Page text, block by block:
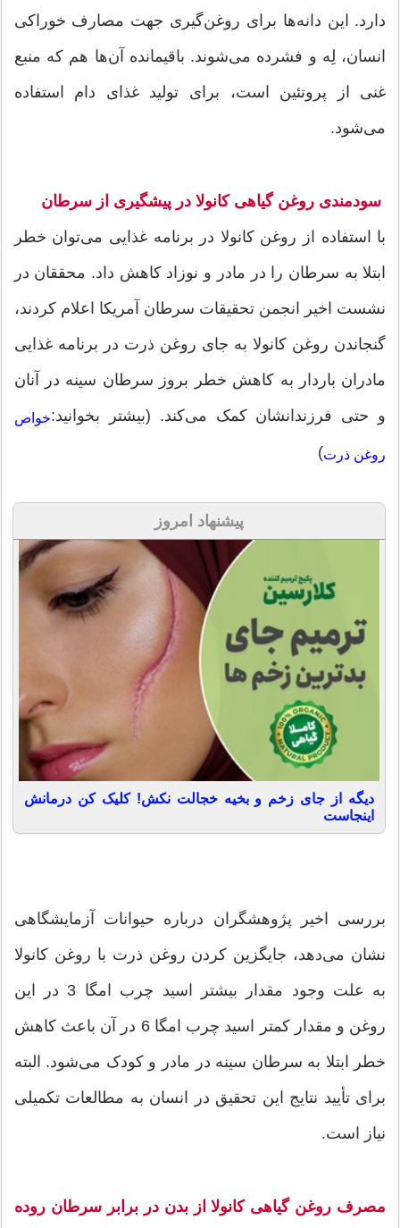
دارد. این دانه‌ها برای روغن‌گیری جهت مصارف خوراکی
انسان، لِه و فشرده می‌شوند. باقیمانده آن‌ها هم که منبع
غنی از پروتئین است، برای تولید غذای دام استفاده
می‌شود.
سودمندی روغن گیاهی کانولا در پیشگیری از سرطان
با استفاده از روغن کانولا در برنامه غذایی می‌توان خطر
ابتلا به سرطان را در مادر و نوزاد کاهش داد. محققان در
نشست اخیر انجمن تحقیقات سرطان آمریکا اعلام کردند،
گنجاندن روغن کانولا به جای روغن ذرت در برنامه غذایی
مادران باردار به کاهش خطر بروز سرطان سینه در آنان
و حتی فرزندانشان کمک می‌کند. (بیشتر بخوانید:خواص
روغن ذرت)
پیشنهاد امروز
دیگه از جای زخم و بخیه خجالت نکش! کلیک کن درمانش
اینجاست
بررسی اخیر پژوهشگران درباره حیوانات آزمایشگاهی
نشان می‌دهد، جایگزین کردن روغن ذرت با روغن کانولا
به علت وجود مقدار بیشتر اسید چرب امگا 3 در این
روغن و مقدار کمتر اسید چرب امگا 6 در آن باعث کاهش
خطر ابتلا به سرطان سینه در مادر و کودک می‌شود. البته
برای تأیید نتایج این تحقیق در انسان به مطالعات تکمیلی
نیاز است.
مصرف روغن گیاهی کانولا از بدن در برابر سرطان روده